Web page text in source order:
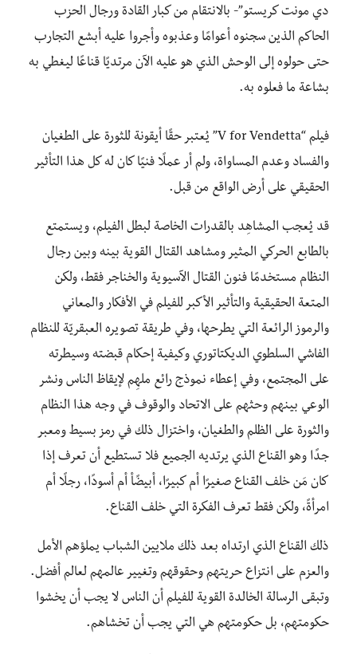
دي مونت كريستو”- بالانتقام من كبار القادة ورجال الحزب
الحاكم الذين سجنوه أعوامًا وعذبوه وأجروا عليه أبشع التجارب
حتى حولوه إلى الوحش الذي هو عليه الآن مرتديًا قناعًا ليغطي به
بشاعة ما فعلوه به.
فيلم “V for Vendetta” يُعتبر حقًا أيقونة للثورة على الطغيان
والفساد وعدم المساواة، ولم أر عملًا فنيًا كان له كل هذا التأثير
الحقيقي على أرض الواقع من قبل.
قد يُعجب المشاهِد بالقدرات الخاصة لبطل الفيلم، ويستمتع
بالطابع الحركي المثير ومشاهد القتال القوية بينه وبين رجال
النظام مستخدمًا فنون القتال الآسيوية والخناجر فقط، ولكن
المتعة الحقيقية والتأثير الأكبر للفيلم في الأفكار والمعاني
والرموز الرائعة التي يطرحها، وفي طريقة تصويره العبقريّة للنظام
الفاشي السلطوي الديكتاتوري وكيفية إحكام قبضته وسيطرته
على المجتمع، وفي إعطاء نموذج رائع ملهِم لإيقاظ الناس ونشر
الوعي بينهم وحثهم على الاتحاد والوقوف في وجه هذا النظام
والثورة على الظلم والطغيان، واختزال ذلك في رمز بسيط ومعبر
جدًا وهو القناع الذي يرتديه الجميع فلا تستطيع أن تعرف إذا
كان مَن خلف القناع صغيرًا أم كبيرًا، أبيضًأ أم أسودًا، رجلًا أم
امرأةً، ولكن فقط تعرف الفكرة التي خلف القناع.
ذلك القناع الذي ارتداه بعد ذلك ملايين الشباب يملؤهم الأمل
والعزم على انتزاع حريتهم وحقوقهم وتغيير عالمهم لعالم أفضل.
وتبقى الرسالة الخالدة القوية للفيلم أن الناس لا يجب أن يخشوا
حكومتهم، بل حكومتهم هي التي يجب أن تخشاهم.